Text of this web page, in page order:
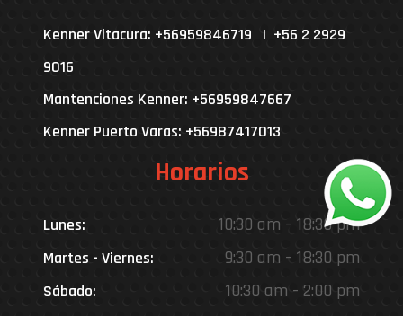
Kenner Vitacura: +56959846719 | +56 2 2929
9016
Mantenciones Kenner: +56959847667
Kenner Puerto Varas: +56987417013
Horarios
Lunes: 10:30 am - 18:30 pm
Martes - Viernes: 9:30 am - 18:30 pm
Sábado: 10:30 am - 2:00 pm